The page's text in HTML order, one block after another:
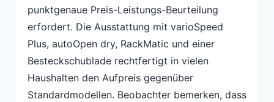
punktgenaue Preis-Leistungs-Beurteilung
erfordert. Die Ausstattung mit varioSpeed
Plus, autoOpen dry, RackMatic und einer
Besteckschublade rechtfertigt in vielen
Haushalten den Aufpreis gegenüber
Standardmodellen. Beobachter bemerken, dass